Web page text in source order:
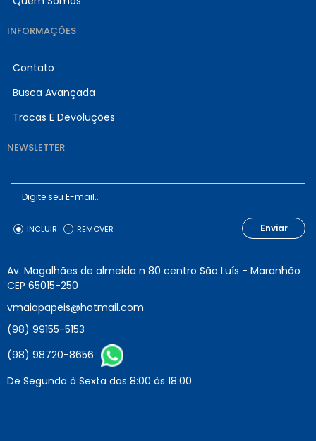
INFORMAÇÕES
Contato
Busca Avançada
Trocas E Devoluções
NEWSLETTER
INCLUIR REMOVER Enviar
Av. Magalhães de almeida n 80 centro São Luís - Maranhão
CEP 65015-250
vmaiapapeis@hotmail.com
(98) 99155-5153
(98) 98720-8656
De Segunda à Sexta das 8:00 às 18:00